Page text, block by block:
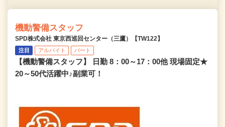
機動警備スタッフ
SPD株式会社 東京西巡回センター（三鷹）【TW122】
注目 アルバイト パート
【機動警備スタッフ】 日勤 8：00～17：00他 現場固定★
20～50代活躍中♪副業可！